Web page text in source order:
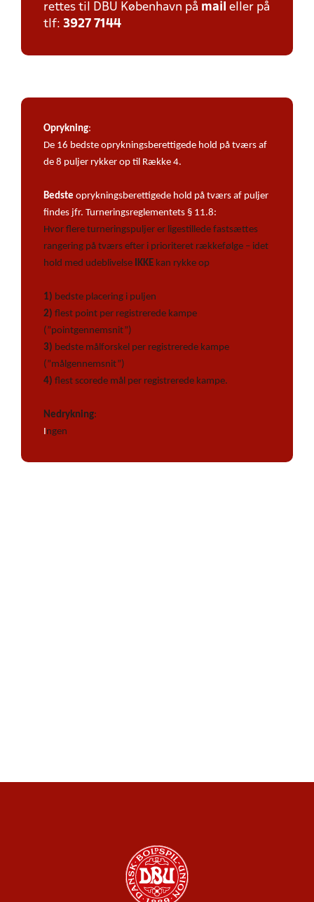
rettes til DBU København på mail eller på
tlf: 3927 7144
Oprykning:
De 16 bedste oprykningsberettigede hold på tværs af
de 8 puljer rykker op til Række 4.
Bedste oprykningsberettigede hold på tværs af puljer
findes jfr. Turneringsreglementets § 11.8:
Hvor flere turneringspuljer er ligestillede fastsættes
rangering på tværs efter i prioriteret rækkefølge – idet
hold med udeblivelse IKKE kan rykke op
1) bedste placering i puljen
2) flest point per registrerede kampe
(”pointgennemsnit”)
3) bedste målforskel per registrerede kampe
(”målgennemsnit”)
4) flest scorede mål per registrerede kampe.
Nedrykning:
Ingen